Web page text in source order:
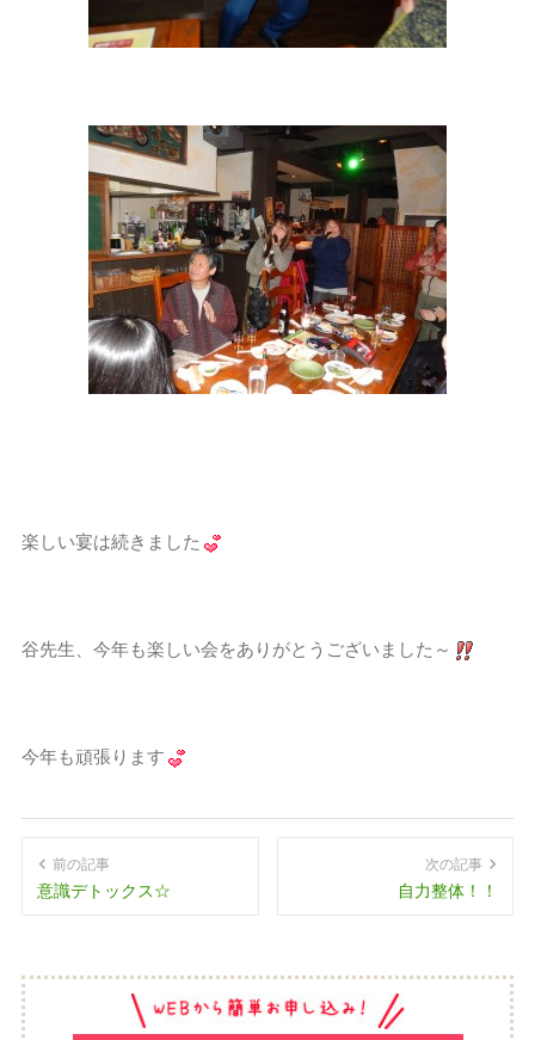
楽しい宴は続きました
谷先生、今年も楽しい会をありがとうございました～
今年も頑張ります
前の記事
意識デトックス☆
次の記事
自力整体！！